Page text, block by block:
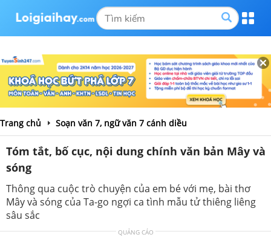
Trang chủ Soạn văn 7, ngữ văn 7 cánh diều
Tóm tắt, bố cục, nội dung chính văn bản Mây và
sóng
Thông qua cuộc trò chuyện của em bé với mẹ, bài thơ
Mây và sóng của Ta-go ngợi ca tình mẫu tử thiêng liêng
sâu sắc
QUẢNG CÁO